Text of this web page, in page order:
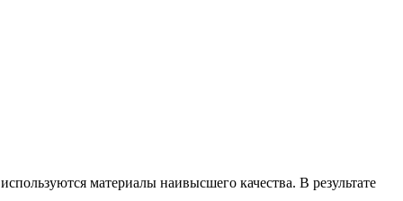
материалы наивысшего качества. В результате